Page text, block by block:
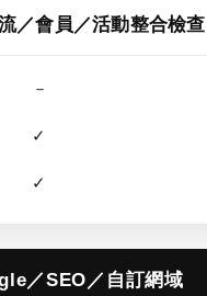
／會員／活動整合檢查
－
✓
✓
／SEO／自訂網域